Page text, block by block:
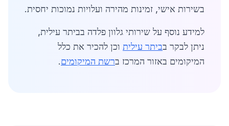
בשירות אישי, זמינות מהירה ועלויות נמוכות יחסית.
למידע נוסף על שירותי גלוון פלדה בביתר עילית,
ניתן לבקר בביתר עילית וכן להכיר את כלל
המיקומים באזור המרכז ברשת המיקומים.